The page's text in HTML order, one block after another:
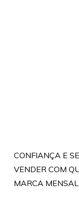
CONFIANÇA E
VENDER COM
MARCA